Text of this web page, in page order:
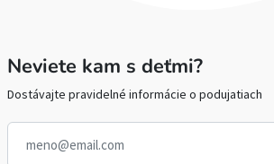
Neviete kam s deťmi?
Dostávajte pravidelné informácie o podujatiach